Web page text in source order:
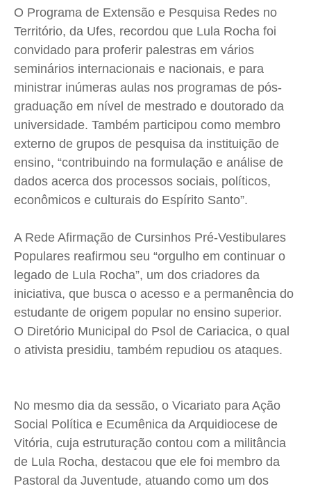
O Programa de Extensão e Pesquisa Redes no
Território, da Ufes, recordou que Lula Rocha foi
convidado para proferir palestras em vários
seminários internacionais e nacionais, e para
ministrar inúmeras aulas nos programas de pós-
graduação em nível de mestrado e doutorado da
universidade. Também participou como membro
externo de grupos de pesquisa da instituição de
ensino, “contribuindo na formulação e análise de
dados acerca dos processos sociais, políticos,
econômicos e culturais do Espírito Santo”.
A Rede Afirmação de Cursinhos Pré-Vestibulares
Populares reafirmou seu “orgulho em continuar o
legado de Lula Rocha”, um dos criadores da
iniciativa, que busca o acesso e a permanência do
estudante de origem popular no ensino superior.
O Diretório Municipal do Psol de Cariacica, o qual
o ativista presidiu, também repudiou os ataques.
No mesmo dia da sessão, o Vicariato para Ação
Social Política e Ecumênica da Arquidiocese de
Vitória, cuja estruturação contou com a militância
de Lula Rocha, destacou que ele foi membro da
Pastoral da Juventude, atuando como um dos